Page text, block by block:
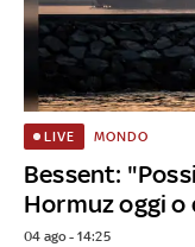
Bessent:
Hormuz oggi o
LIVE MONDO
04 ago - 14:25